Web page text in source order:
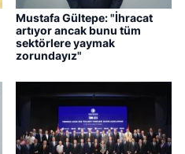
Mustafa Gültepe: "İhracat
artıyor ancak bunu tüm
sektörlere yaymak
zorundayız"